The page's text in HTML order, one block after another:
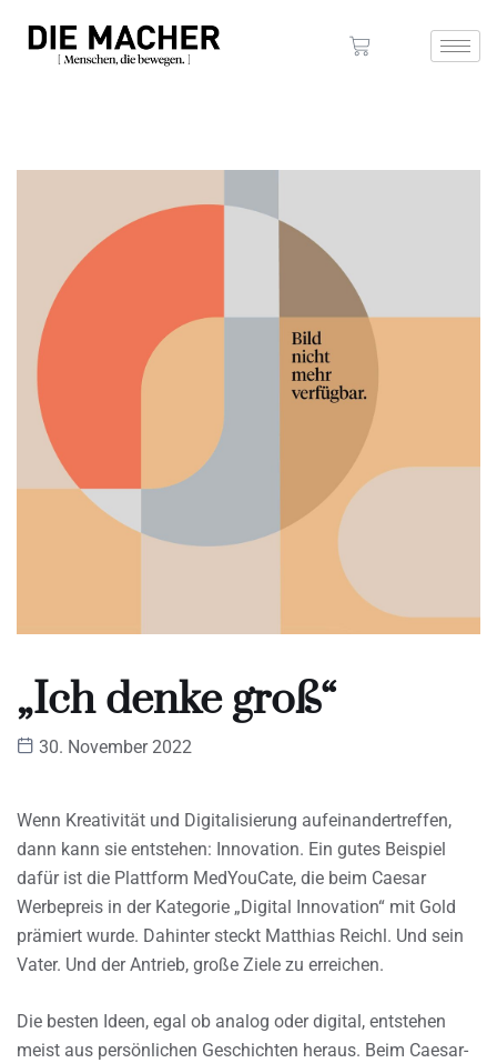
„Ich denke groß“
30. November 2022
Wenn Kreativität und Digitalisierung aufeinandertreffen,
dann kann sie entstehen: Innovation. Ein gutes Beispiel
dafür ist die Plattform MedYouCate, die beim Caesar
Werbepreis in der Kategorie „Digital Innovation“ mit Gold
prämiert wurde. Dahinter steckt Matthias Reichl. Und sein
Vater. Und der Antrieb, große Ziele zu erreichen.
Die besten Ideen, egal ob analog oder digital, entstehen
meist aus persönlichen Geschichten heraus. Beim Caesar-